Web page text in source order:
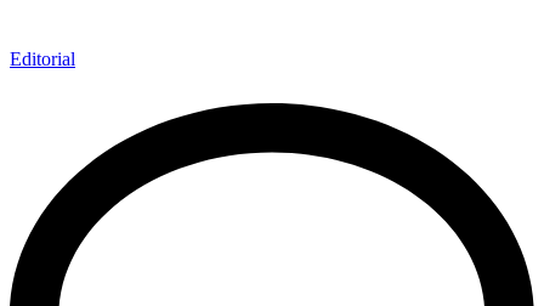
Editorial